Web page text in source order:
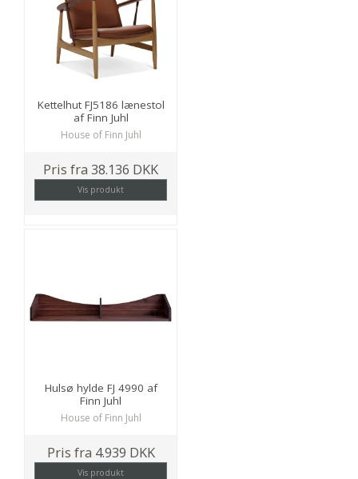
Kettelhut FJ5186 lænestol
af Finn Juhl
House of Finn Juhl
Pris fra 38.136 DKK
Vis produkt
Hulsø hylde FJ 4990 af
Finn Juhl
House of Finn Juhl
Pris fra 4.939 DKK
Vis produkt